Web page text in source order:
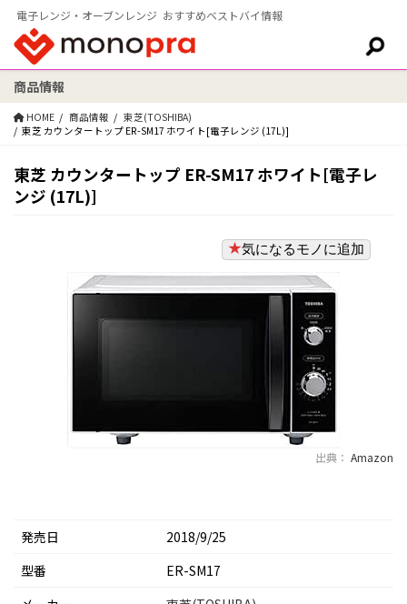
電子レンジ・オーブンレンジ おすすめベストバイ情報
検索:
商品情報
HOME 商品情報
東芝(TOSHIBA)
東芝 カウンタートップ ER-SM17 ホワイト[電子レンジ (17L)]
東芝 カウンタートップ ER-SM17 ホワイト[電子レ
ンジ (17L)]
気になるモノに追加
出典： Amazon
発売日
2018/9/25
型番
ER-SM17